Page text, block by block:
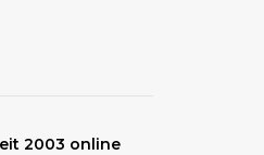
2003 online